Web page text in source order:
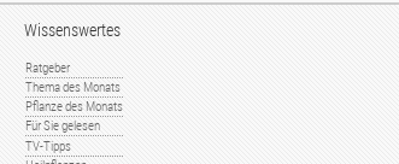
Wissenswertes
Ratgeber
Thema des Monats
Pflanze des Monats
Für Sie gelesen
TV-Tipps